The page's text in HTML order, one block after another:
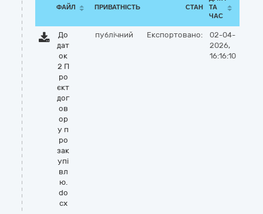
ФАЙЛ ПРИВАТНІСТЬ СТАН
ТА
ЧАС
До
дат
ок
2 П
ро
єкт
дог
ов
ор
у п
ро
зак
упі
вл
ю.
do
cx
публічний Експортовано:
02-04-
2026,
16:16:10